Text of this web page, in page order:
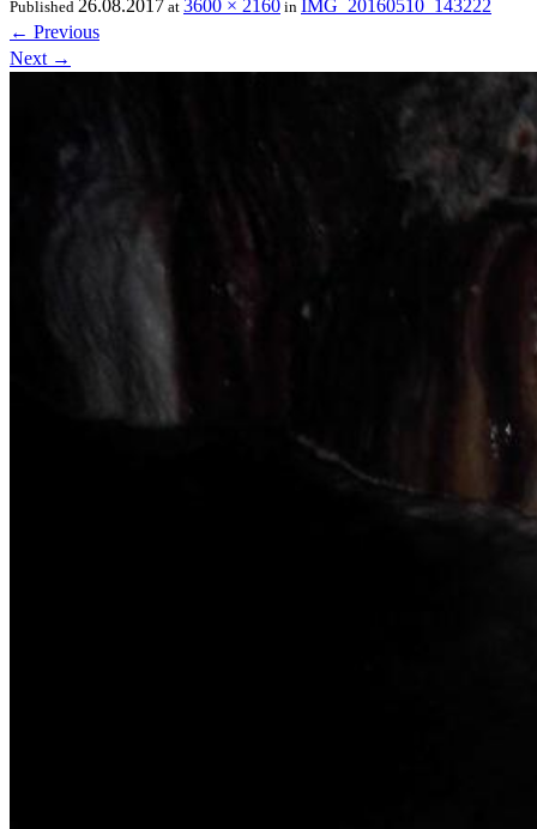
Published 26.08.2017 at 3600 × 2160 in IMG_20160510_143222
← Previous
Next →